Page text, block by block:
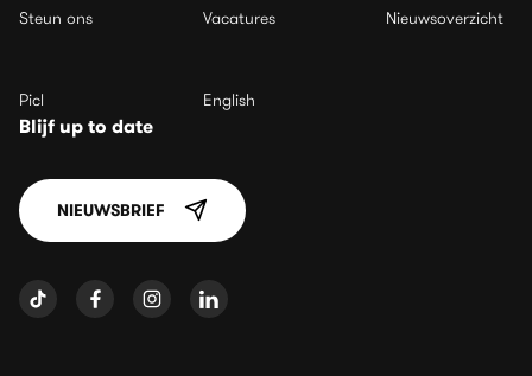
Steun ons Vacatures Nieuwsoverzicht
Picl English
Blijf up to date
NIEUWSBRIEF